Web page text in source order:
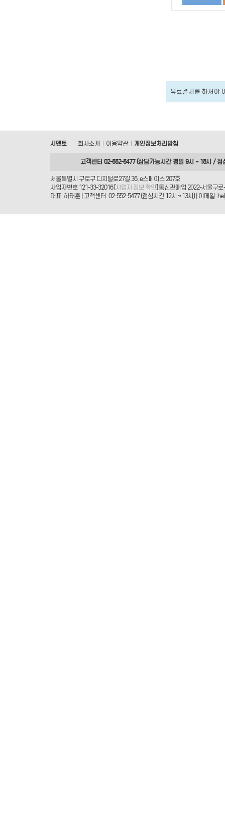
유료결제를 하셔야
시멘토 회사소개 이용약관 개인정보처리방침
고객센터 02-552-5477 (상담가능시간 평일 9시 ~ 18시 / 점
서울특별시 구로구 디지털로27길 36, e스페이스 207호
사업자번호 121-33-32016 [ 사업자 정보 확인 ] 통신판매업 2022-서울구
대표: 하태훈 | 고객센터: 02-552-5477 (점심시간 12시 ~ 13시) | 이메일: